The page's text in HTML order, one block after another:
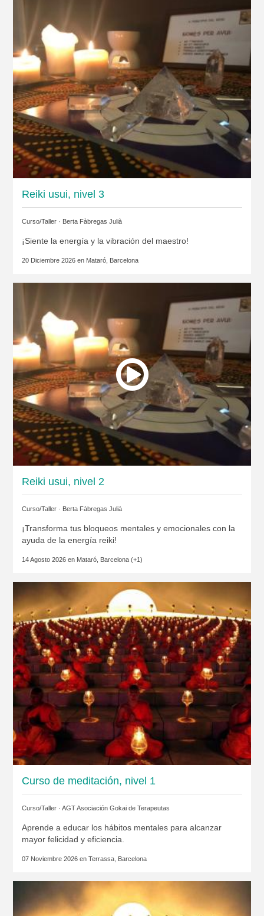
Reiki usui, nivel 3
Curso/Taller · Berta Fàbregas Julià
¡Siente la energía y la vibración del maestro!
20 Diciembre 2026 en Mataró, Barcelona
Reiki usui, nivel 2
Curso/Taller · Berta Fàbregas Julià
¡Transforma tus bloqueos mentales y emocionales con la
ayuda de la energía reiki!
14 Agosto 2026 en Mataró, Barcelona(+1)
Curso de meditación, nivel 1
Curso/Taller · AGT Asociación Gokai de Terapeutas
Aprende a educar los hábitos mentales para alcanzar
mayor felicidad y eficiencia.
07 Noviembre 2026 en Terrassa, Barcelona